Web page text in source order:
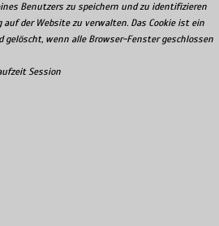
Benutzers zu speichern und zu identifizieren
der Website zu verwalten. Das Cookie ist ein
gelöscht, wenn alle Browser-Fenster geschlossen
Session